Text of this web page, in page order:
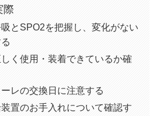
際
とSPO2を把握し、変化がない
く使用・装着できているか確
レの交換日に注意する
置のお手入れについて確認す